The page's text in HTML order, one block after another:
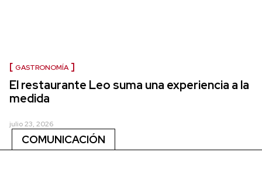
GASTRONOMÍA
El restaurante Leo suma una experiencia a la
medida
julio 23, 2026
COMUNICACIÓN